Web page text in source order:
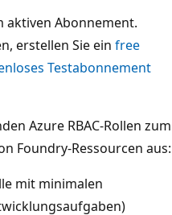
aktiven Abonnement.
erstellen Sie ein free
Testabonnement
Azure RBAC-Rollen zum
Foundry-Ressourcen aus:
mit minimalen